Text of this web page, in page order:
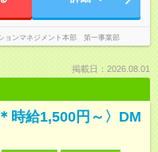
ョンマネジメント本部 第一事業部
掲載日：2026.08.01
時給1,500円～〉DM